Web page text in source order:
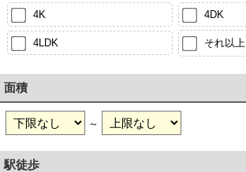
4K 4DK
4LDK それ以上
面積
～
駅徒歩